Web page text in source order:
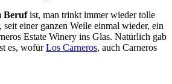
Berufist, man trinkt immer wieder tolle
einer ganzen Weile einmal wieder, ein
Estate Winery ins Glas. Natürlich gab
es, wofürLos Carneros, auch Carneros